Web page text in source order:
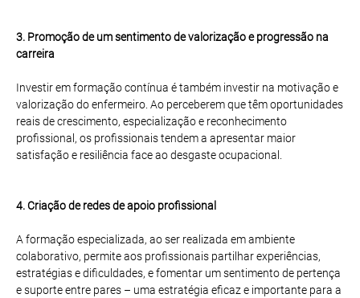
3. Promoção de um sentimento de valorização e progressão na
carreira
Investir em formação contínua é também investir na motivação e
valorização do enfermeiro. Ao perceberem que têm oportunidades
reais de crescimento, especialização e reconhecimento
profissional, os profissionais tendem a apresentar maior
satisfação e resiliência face ao desgaste ocupacional.
4. Criação de redes de apoio profissional
A formação especializada, ao ser realizada em ambiente
colaborativo, permite aos profissionais partilhar experiências,
estratégias e dificuldades, e fomentar um sentimento de pertença
e suporte entre pares – uma estratégia eficaz e importante para a